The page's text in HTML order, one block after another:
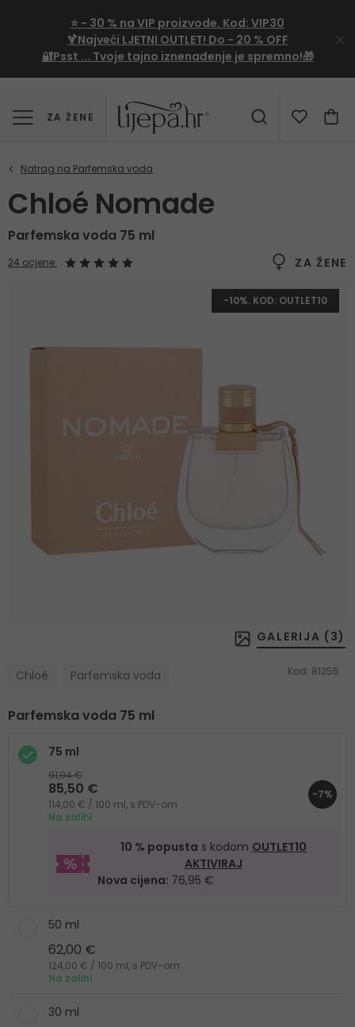
⭐ - 30 % na VIP proizvode. Kod: VIP30
🍹Najveći LJETNI OUTLET! Do - 20 % OFF
🔐Psst ... Tvoje tajno iznenađenje je spremno!🎁
ZA ŽENE
Chloé Nomade
Parfemska voda 75 ml
ZA ŽENE
24 ocjene
-10%. KOD: OUTLET10
GALERIJA ( 3)
Chloé Parfemska voda Kod: 81255
Parfemska voda 75 ml
75 ml
91,94 €
85,50 €
114,00 € / 100 ml, s PDV-om
Na zalihi
-7%
10 % popusta s kodom OUTLET10
AKTIVIRAJ
Nova cijena: 76,95 €
50 ml
62,00 €
124,00 € / 100 ml, s PDV-om
Na zalihi
30 ml